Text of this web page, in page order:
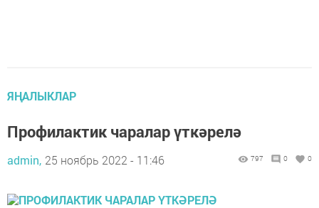
ЯҢАЛЫКЛАР
Профилактик чаралар үткәрелә
admin, 25 ноябрь 2022 - 11:46 797 0 0